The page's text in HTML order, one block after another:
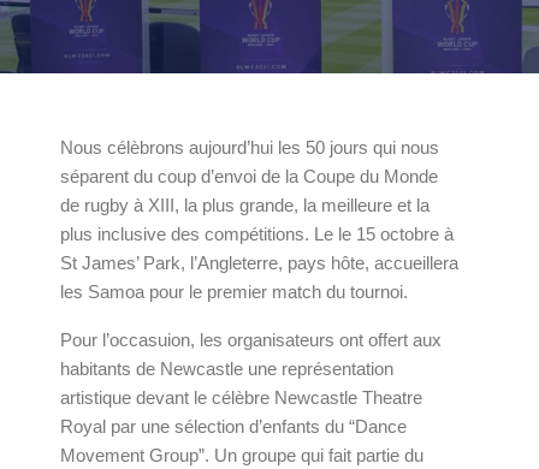
Nous célèbrons aujourd’hui les 50 jours qui nous
séparent du coup d’envoi de la Coupe du Monde
de rugby à XIII, la plus grande, la meilleure et la
plus inclusive des compétitions. Le le 15 octobre à
St James’ Park, l’Angleterre, pays hôte, accueillera
les Samoa pour le premier match du tournoi.
Pour l’occasuion, les organisateurs ont offert aux
habitants de Newcastle une représentation
artistique devant le célèbre Newcastle Theatre
Royal par une sélection d’enfants du “Dance
Movement Group”. Un groupe qui fait partie du